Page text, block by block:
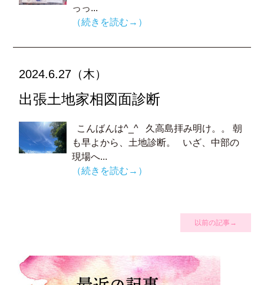
っっ...
（続きを読む→）
2024.6.27（木）
出張土地家相図面診断
こんばんは^_^ 久高島拝み明け。。 朝
も早よから、土地診断。 いざ、中部の
現場へ...
（続きを読む→）
以前の記事→